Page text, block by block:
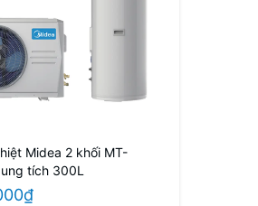
Midea 2 khối MT-
dung tích 300L